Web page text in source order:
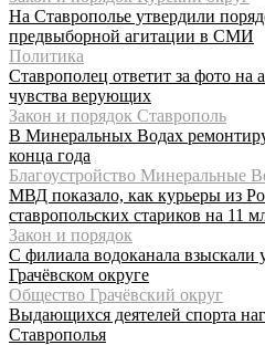
На Ставрополье утвердили
предвыборной агитации в СМИ
Политика
Ставрополец ответит за фото на
чувства верующих
Закон и порядок Ставрополь
В Минеральных Водах
конца года
Благоустройство Минеральные
МВД показало, как курьеры из
ставропольских стариков на 11
Закон и порядок
С филиала водоканала взыскали
Грачёвском округе
Общество Грачёвский округ
Выдающихся деятелей спорта
Ставрополья